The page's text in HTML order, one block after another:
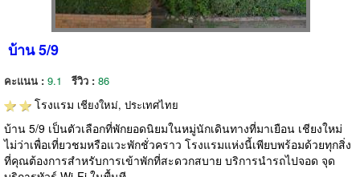
บ้าน 5/9
คะแนน : 9.1 รีวิว : 86
โรงแรม เชียงใหม่, ประเทศไทย
บ้าน 5/9 เป็นตัวเลือกที่พักยอดนิยมในหมู่นักเดินทางที่มาเยือน เชียงใหม่
ไม่ว่าเพื่อเที่ยวชมหรือแวะพักชั่วคราว โรงแรมแห่งนี้เพียบพร้อมด้วยทุกสิ่ง
ที่คุณต้องการสำหรับการเข้าพักที่สะดวกสบาย บริการนำรถไปจอด จุด